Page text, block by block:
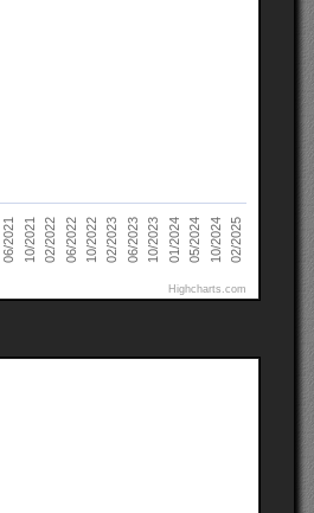
06/2021 10/2021 02/2022 06/2022 10/2022 02/2023 06/2023 10/2023 01/2024 05/2024 10/2024 02/2025
Highcharts.com